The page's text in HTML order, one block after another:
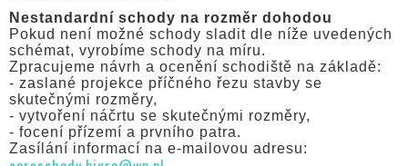
Nestandardní schody na rozměr dohodou
Pokud není možné schody sladit dle níže uvedených
schémat, vyrobíme schody na míru.
Zpracujeme návrh a ocenění schodiště na základě:
- zaslané projekce příčného řezu stavby se
skutečnými rozměry,
- vytvoření náčrtu se skutečnými rozměry,
- focení přízemí a prvního patra.
Zasílání informací na e-mailovou adresu: